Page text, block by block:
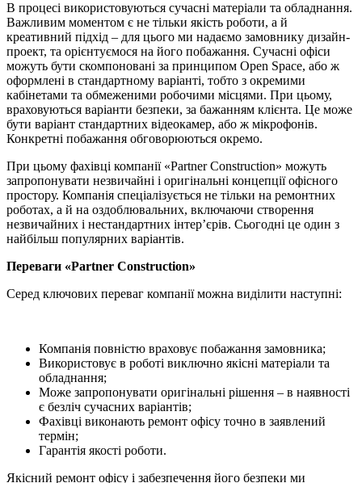
В процесі використовуються сучасні матеріали та обладнання.
Важливим моментом є не тільки якість роботи, а й
креативний підхід – для цього ми надаємо замовнику дизайн-
проект, та орієнтуємося на його побажання. Сучасні офіси
можуть бути скомпоновані за принципом Open Space, або ж
оформлені в стандартному варіанті, тобто з окремими
кабінетами та обмеженими робочими місцями. При цьому,
враховуються варіанти безпеки, за бажанням клієнта. Це може
бути варіант стандартних відеокамер, або ж мікрофонів.
Конкретні побажання обговорюються окремо.
При цьому фахівці компанії «Partner Construction» можуть
запропонувати незвичайні і оригінальні концепції офісного
простору. Компанія спеціалізується не тільки на ремонтних
роботах, а й на оздоблювальних, включаючи створення
незвичайних і нестандартних інтер’єрів. Сьогодні це один з
найбільш популярних варіантів.
Переваги «Partner Construction»
Серед ключових переваг компанії можна виділити наступні:
Компанія повністю враховує побажання замовника;
Використовує в роботі виключно якісні матеріали та
обладнання;
Може запропонувати оригінальні рішення – в наявності
є безліч сучасних варіантів;
Фахівці виконають ремонт офісу точно в заявлений
термін;
Гарантія якості роботи.
Якісний ремонт офісу і забезпечення його безпеки ми